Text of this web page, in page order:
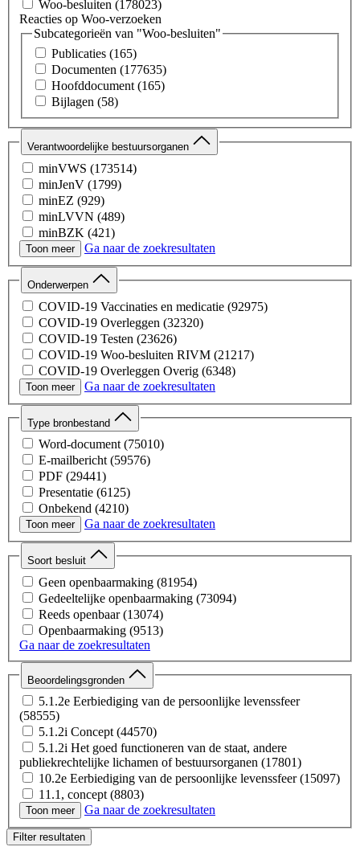
Woo-besluiten (178023)
Reacties op Woo-verzoeken
Subcategorieën van "Woo-besluiten"
Publicaties (165)
Documenten (177635)
Hoofddocument (165)
Bijlagen (58)
Verantwoordelijke bestuursorganen
minVWS (173514)
minJenV (1799)
minEZ (929)
minLVVN (489)
minBZK (421)
minFin
(289)
minBZ (208)
minOCW (159)
minIenW (132)
minSZW (83)
Toon meer Ga naar de zoekresultaten
Onderwerpen
COVID-19 Vaccinaties en medicatie (92975)
COVID-19 Overleggen (32320)
COVID-19 Testen (23626)
COVID-19 Woo-besluiten RIVM (21217)
COVID-19 Overleggen Overig (6348)
Opstart Corona (1537)
Toon meer Ga naar de zoekresultaten
Type bronbestand
Word-document (75010)
E-mailbericht (59576)
PDF (29441)
Presentatie (6125)
Onbekend (4210)
Spreadsheet (3400)
Afbeelding (48)
Webpagina (29)
Notitie (9)
Database (4)
Video (2)
XML (2)
Audio (1)
Visitekaartje (1)
Toon meer Ga naar de zoekresultaten
Soort besluit
Geen openbaarmaking (81954)
Gedeeltelijke openbaarmaking (73094)
Reeds openbaar (13074)
Openbaarmaking (9513)
Ga naar de zoekresultaten
Beoordelingsgronden
5.1.2e Eerbiediging van de persoonlijke levenssfeer
(58555)
5.1.2i Concept (44570)
5.1.2i Het goed functioneren van de staat, andere
publiekrechtelijke lichamen of bestuursorganen (17801)
10.2e Eerbiediging van de persoonlijke levenssfeer (15097)
11.1, concept (8803)
5.1.5 Het voorkomen van onevenredige benadeling
5.1.2a Internationale betrekkingen (4166)
5.1.1c Vertrouwelijk verstrekte bedrijfs- of
Toon meer Ga naar de zoekresultaten
Filter resultaten